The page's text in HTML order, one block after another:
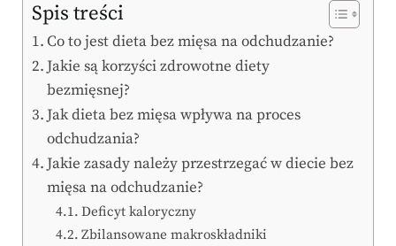
Spis treści
Co to jest dieta bez mięsa na odchudzanie?
Jakie są korzyści zdrowotne diety
bezmięsnej?
Jak dieta bez mięsa wpływa na proces
odchudzania?
Jakie zasady należy przestrzegać w diecie bez
mięsa na odchudzanie?
Deficyt kaloryczny
Zbilansowane makroskładniki